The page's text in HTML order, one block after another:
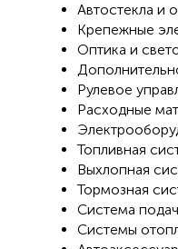
Автостекла и
Крепежные
Оптика и
Рулевое
Расходные
Топливная
Выхлопная
Тормозная
Система
Системы